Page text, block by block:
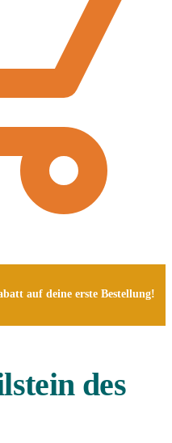
auf deine erste Bestellung!
des